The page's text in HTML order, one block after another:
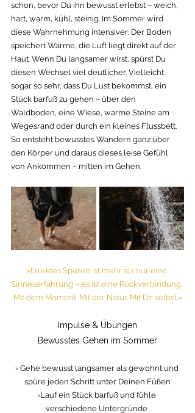
schon, bevor Du ihn bewusst erlebst – weich,
hart, warm, kühl, steinig. Im Sommer wird
diese Wahrnehmung intensiver: Der Boden
speichert Wärme, die Luft liegt direkt auf der
Haut. Wenn Du langsamer wirst, spürst Du
diesen Wechsel viel deutlicher. Vielleicht
sogar so sehr, dass Du Lust bekommst, ein
Stück barfuß zu gehen – über den
Waldboden, eine Wiese, warme Steine am
Wegesrand oder durch ein kleines Flussbett.
So entsteht bewusstes Wandern ganz über
den Körper und daraus dieses leise Gefühl
von Ankommen – mitten im Gehen.
»Direktes Spüren ist mehr als nur eine
Sinneserfahrung – es ist eine Rückverbindung.
Mit dem Moment. Mit der Natur. Mit Dir selbst.«
Impulse & Übungen
Bewusstes Gehen im Sommer
› Gehe bewusst langsamer als gewohnt und
spüre jeden Schritt unter Deinen Füßen
›Lauf ein Stück barfuß und fühle
verschiedene Untergründe